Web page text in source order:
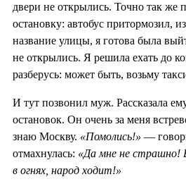
двери не открылись. Точно так же
остановку: автобус притормозил,
название улицы, я готова была
не открылись. Я решила ехать до
разберусь: может быть, возьму
И тут позвонил муж. Рассказала
остановок. Он очень за меня
знаю Москву. «Помолись!» —
отмахнулась: «Да мне не страшно!
в огнях, народ ходит!»